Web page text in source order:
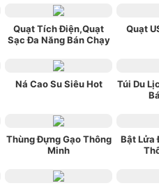
Quạt Tích Điện,Quạt
Sạc Đa Năng Bán Chạy
Quạt
Ná Cao Su Siêu Hot
Túi Du
Thùng Đựng Gạo Thông
Minh
Bật Lửa